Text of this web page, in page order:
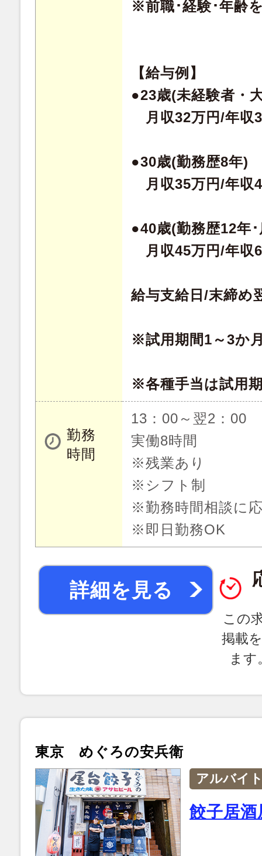
※前職･経験･年齢
【給与例】
●23歳(未経験者・
月収32万円/年収
●30歳(勤務歴8年)
月収35万円/年収
●40歳(勤務歴12年
月収45万円/年収
給与支給日/末締め
※試用期間1～3か
※各種手当は試用
勤務
時間
13：00～翌2：00
実働8時間
※残業あり
※シフト制
※勤務時間相談に
※即日勤務OK
詳細を見る
この
掲載
ま
東京 めぐろの安兵衛
アルバイ
餃子居